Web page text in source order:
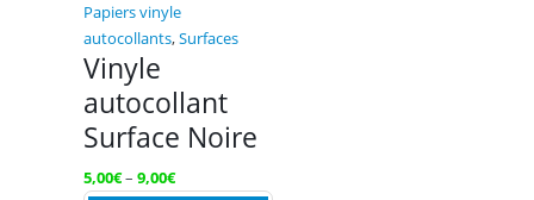
Papiers vinyle
autocollants,Surfaces
Vinyle
autocollant
Surface Noire
5,00€– 9,00€